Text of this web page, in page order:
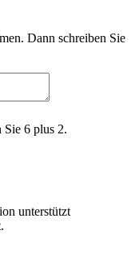
Dann schreiben Sie
Sie 6 plus 2.
unterstützt